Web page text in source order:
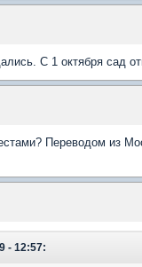
С 1 октября сад
Переводом из
- 12:57: